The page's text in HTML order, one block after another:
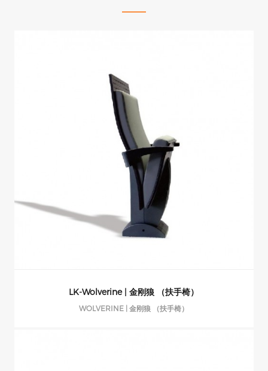
LK-Wolverine | 金刚狼 （扶手椅）
WOLVERINE | 金刚狼 （扶手椅）